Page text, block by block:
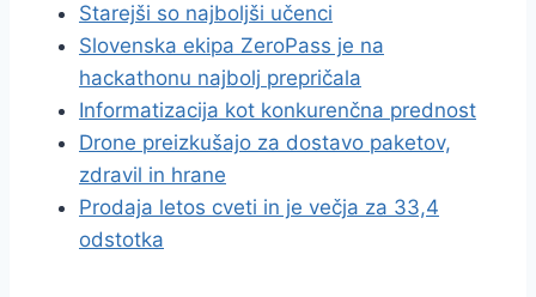
Starejši so najboljši učenci
Slovenska ekipa ZeroPass je na
hackathonu najbolj prepričala
Informatizacija kot konkurenčna prednost
Drone preizkušajo za dostavo paketov,
zdravil in hrane
Prodaja letos cveti in je večja za 33,4
odstotka